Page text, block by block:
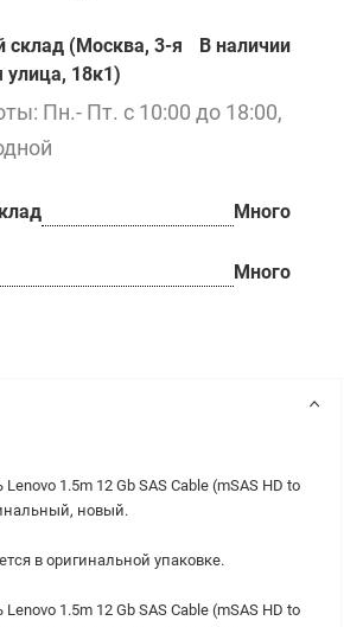
склад (Москва, 3-я
18к1)
В наличии
Пн.- Пт. с 10:00 до 18:00,
Много
Много
1.5m 12 Gb SAS Cable (mSAS HD to
новый.
в оригинальной упаковке.
1.5m 12 Gb SAS Cable (mSAS HD to